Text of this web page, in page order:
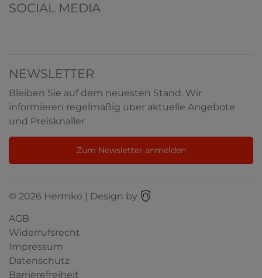
SOCIAL MEDIA
NEWSLETTER
Bleiben Sie auf dem neuesten Stand. Wir
informieren regelmäßig über aktuelle Angebote
und Preisknaller
Zum Newsletter anmelden
© 2026 Hermko | Design by
AGB
Widerrufsrecht
Impressum
Datenschutz
Barrierefreiheit